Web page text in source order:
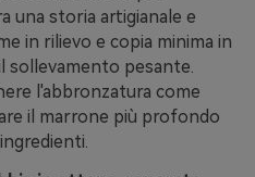
una storia artigianale e
in rilievo e copia minima in
sollevamento pesante.
l'abbronzatura come
il marrone più profondo